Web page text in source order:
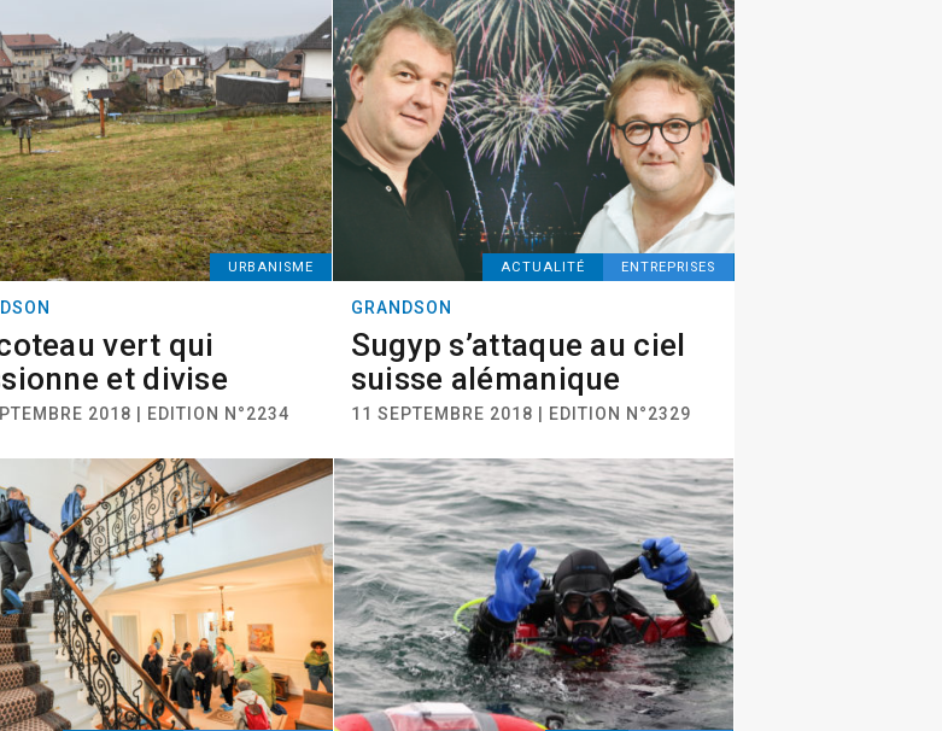
URBANISME
vert qui
et divise
2018 | EDITION N°2234
ACTUALITÉ ENTREPRISES
GRANDSON
Sugyp s’attaque au ciel
suisse alémanique
11 SEPTEMBRE 2018 | EDITION N°2329